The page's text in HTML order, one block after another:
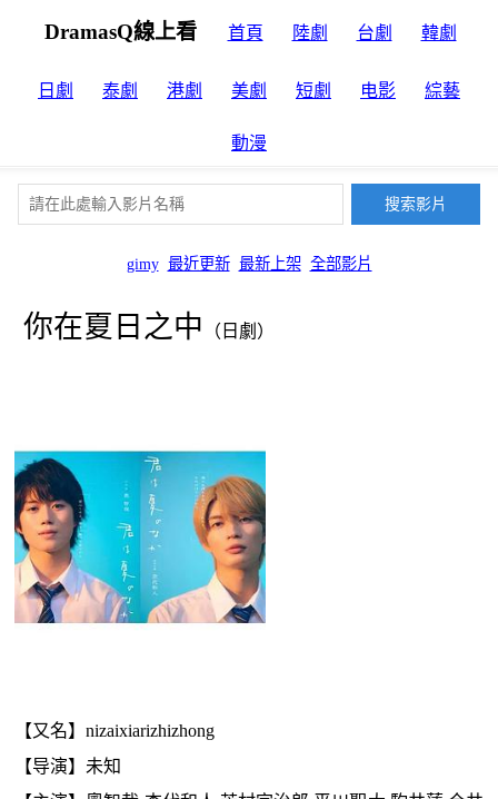
DramasQ線上看 首頁 陸劇 台劇 韓劇
日劇 泰劇 港劇 美劇 短劇 电影 綜藝
動漫
gimy 最近更新 最新上架 全部影片
你在夏日之中 （日劇）
【又名】nizaixiarizhizhong
【导演】未知